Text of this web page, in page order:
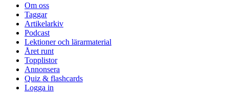
Om oss
Taggar
Artikelarkiv
Podcast
Lektioner och lärarmaterial
Året runt
Topplistor
Annonsera
Quiz & flashcards
Logga in